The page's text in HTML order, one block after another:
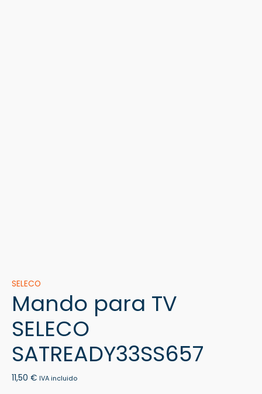
SELECO
Mando para TV
SELECO
SATREADY33SS657
11,50 € IVA incluido